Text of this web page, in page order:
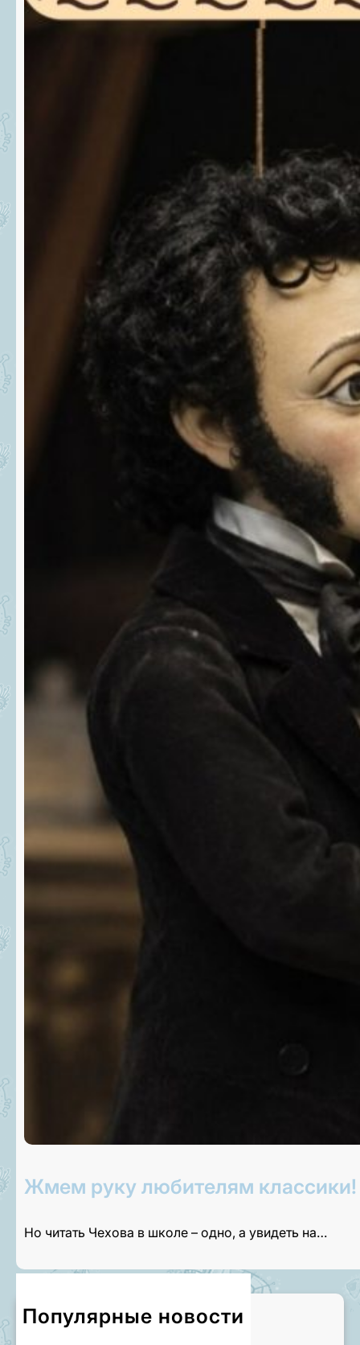
Жмем руку любителям классики!
Но читать Чехова в школе – одно, а увидеть на…
Популярные новости
Приглашаем на экскурсии!